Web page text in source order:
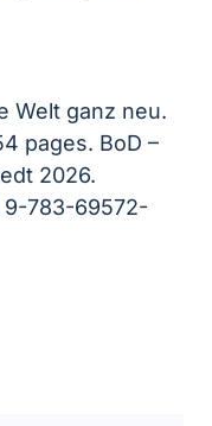
Welt ganz neu.
pages. BoD –
2026.
9-783-69572-